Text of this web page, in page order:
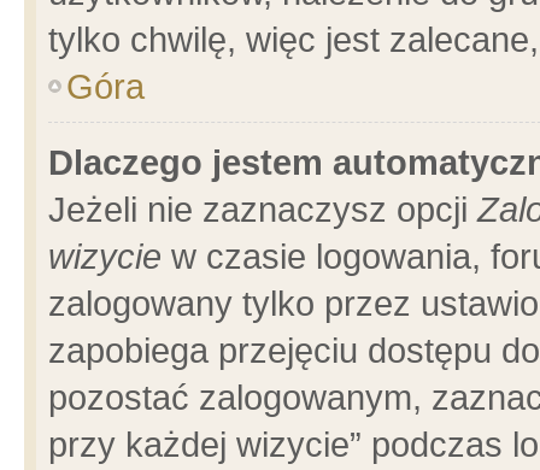
tylko chwilę, więc jest
Góra
Dlaczego jestem
Jeżeli nie zaznaczysz opcji
wizycie w czasie logowania,
zalogowany tylko przez
zapobiega przejęciu dostępu
pozostać zalogowanym,
przy każdej wizycie” podczas